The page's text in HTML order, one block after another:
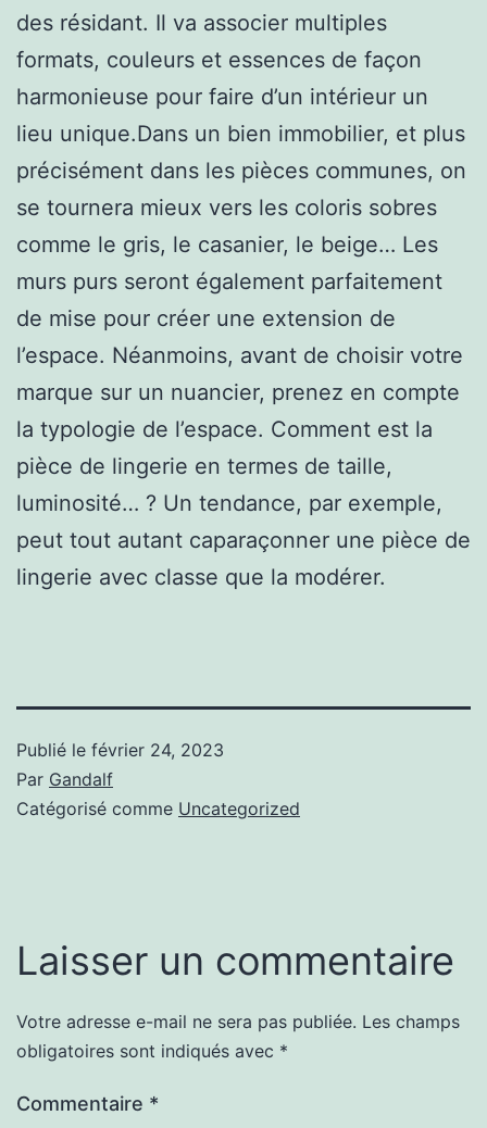
des résidant. Il va associer multiples
formats, couleurs et essences de façon
harmonieuse pour faire d’un intérieur un
lieu unique.Dans un bien immobilier, et plus
précisément dans les pièces communes, on
se tournera mieux vers les coloris sobres
comme le gris, le casanier, le beige… Les
murs purs seront également parfaitement
de mise pour créer une extension de
l’espace. Néanmoins, avant de choisir votre
marque sur un nuancier, prenez en compte
la typologie de l’espace. Comment est la
pièce de lingerie en termes de taille,
luminosité… ? Un tendance, par exemple,
peut tout autant caparaçonner une pièce de
lingerie avec classe que la modérer.
Publié le février 24, 2023
Par Gandalf
Catégorisé comme Uncategorized
Laisser un commentaire
Votre adresse e-mail ne sera pas publiée. Les champs
obligatoires sont indiqués avec *
Commentaire *